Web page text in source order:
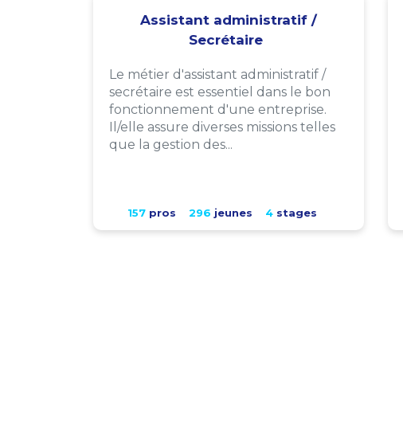
Assistant administratif /
Secrétaire
Le métier d'assistant administratif /
secrétaire est essentiel dans le bon
fonctionnement d'une entreprise.
Il/elle assure diverses missions telles
que la gestion des...
157 pros 296 jeunes 4 stages